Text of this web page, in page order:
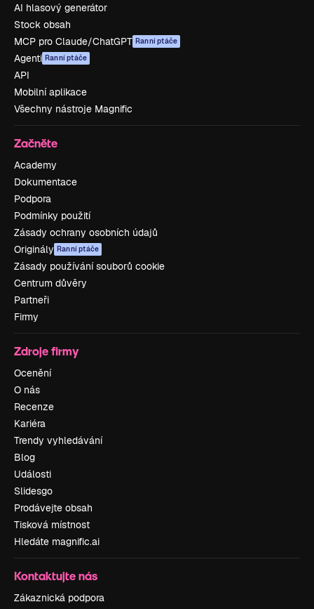
AI hlasový generátor
Stock obsah
MCP pro Claude/ChatGPT Ranní ptáče
Agenti Ranní ptáče
API
Mobilní aplikace
Všechny nástroje Magnific
Začněte
Academy
Dokumentace
Podpora
Podmínky použití
Zásady ochrany osobních údajů
Originály Ranní ptáče
Zásady používání souborů cookie
Centrum důvěry
Partneři
Firmy
Zdroje firmy
Ocenění
O nás
Recenze
Kariéra
Trendy vyhledávání
Blog
Události
Slidesgo
Prodávejte obsah
Tisková místnost
Hledáte magnific.ai
Kontaktujte nás
Zákaznická podpora